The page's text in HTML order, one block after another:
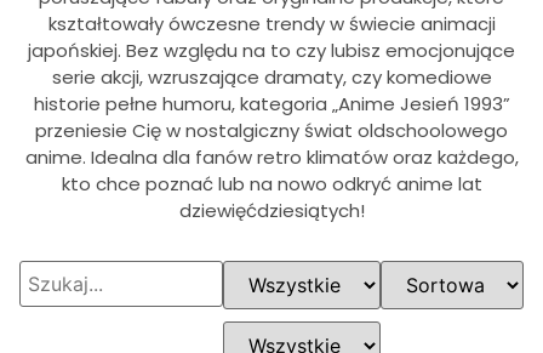
kształtowały ówczesne trendy w świecie animacji
japońskiej. Bez względu na to czy lubisz emocjonujące
serie akcji, wzruszające dramaty, czy komediowe
historie pełne humoru, kategoria „Anime Jesień 1993”
przeniesie Cię w nostalgiczny świat oldschoolowego
anime. Idealna dla fanów retro klimatów oraz każdego,
kto chce poznać lub na nowo odkryć anime lat
dziewięćdziesiątych!